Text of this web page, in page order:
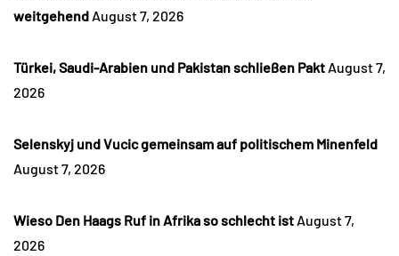
weitgehend August 7, 2026
Türkei, Saudi-Arabien und Pakistan schließen Pakt August 7,
2026
Selenskyj und Vucic gemeinsam auf politischem Minenfeld
August 7, 2026
Wieso Den Haags Ruf in Afrika so schlecht ist August 7,
2026